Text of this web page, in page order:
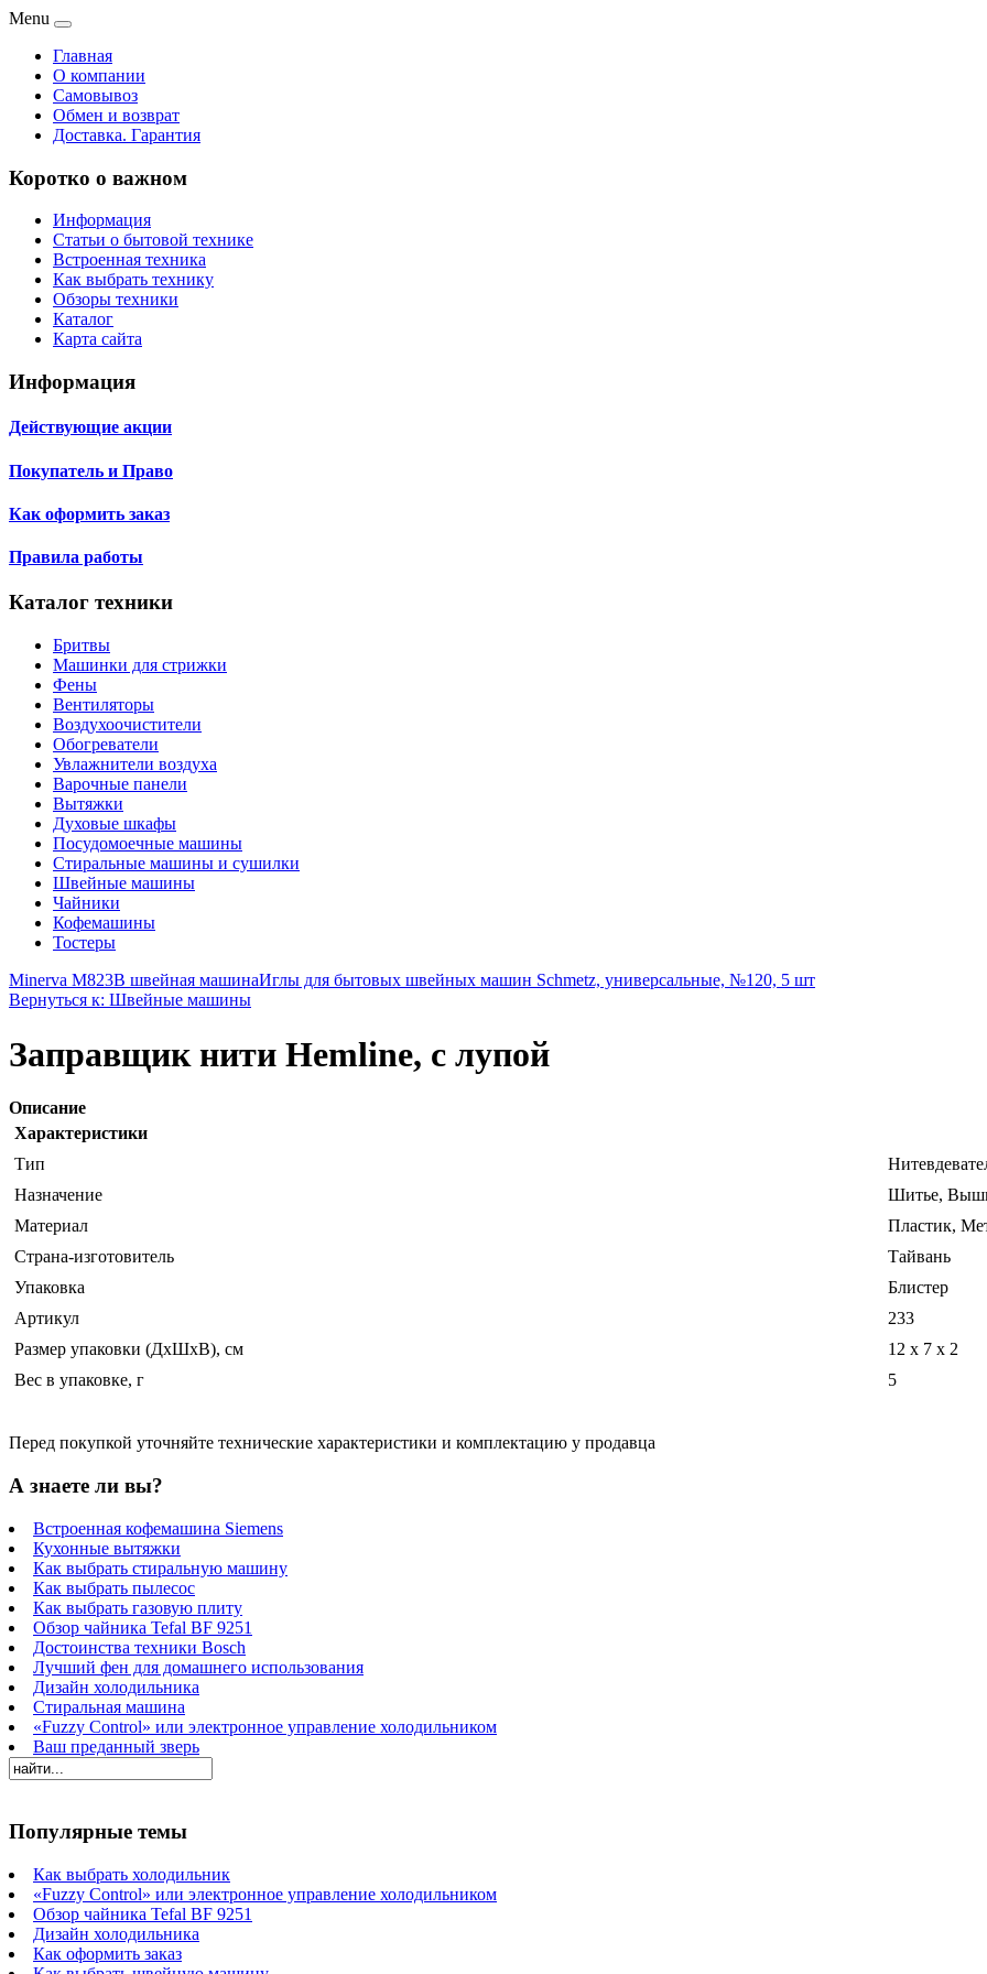
Menu
Главная
О компании
Самовывоз
Обмен и возврат
Доставка. Гарантия
Коротко о важном
Информация
Статьи о бытовой технике
Встроенная техника
Как выбрать технику
Обзоры техники
Каталог
Карта сайта
Информация
Действующие акции
Покупатель и Право
Как оформить заказ
Правила работы
Каталог техники
Бритвы
Машинки для стрижки
Фены
Вентиляторы
Воздухоочистители
Обогреватели
Увлажнители воздуха
Варочные панели
Вытяжки
Духовые шкафы
Посудомоечные машины
Стиральные машины и сушилки
Швейные машины
Чайники
Кофемашины
Тостеры
Minerva M823B швейная машинаИглы для бытовых швейных машин Schmetz, универсальные, №120, 5 шт
Вернуться к: Швейные машины
Заправщик нити Hemline, c лупой
Описание
Характеристики
Тип
Назначение
Шитье,
Материал
Пластик,
Страна-изготовитель
Тайвань
Упаковка
Блистер
Артикул
233
Размер упаковки (ДхШхВ), см
12 x 7 x 2
Вес в упаковке, г
5
Перед покупкой уточняйте технические характеристики и комплектацию у продавца
А знаете ли вы?
Встроенная кофемашина Siemens
Кухонные вытяжки
Как выбрать стиральную машину
Как выбрать пылесос
Как выбрать газовую плиту
Обзор чайника Tefal BF 9251
Достоинства техники Bosch
Лучший фен для домашнего использования
Дизайн холодильника
Стиральная машина
«Fuzzy Control» или электронное управление холодильником
Ваш преданный зверь
Популярные темы
Как выбрать холодильник
«Fuzzy Control» или электронное управление холодильником
Обзор чайника Tefal BF 9251
Дизайн холодильника
Как оформить заказ